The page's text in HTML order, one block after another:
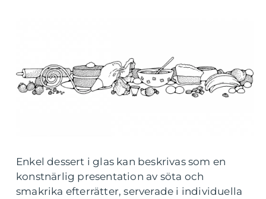
Enkel dessert i glas kan beskrivas som en
konstnärlig presentation av söta och
smakrika efterrätter, serverade i individuella